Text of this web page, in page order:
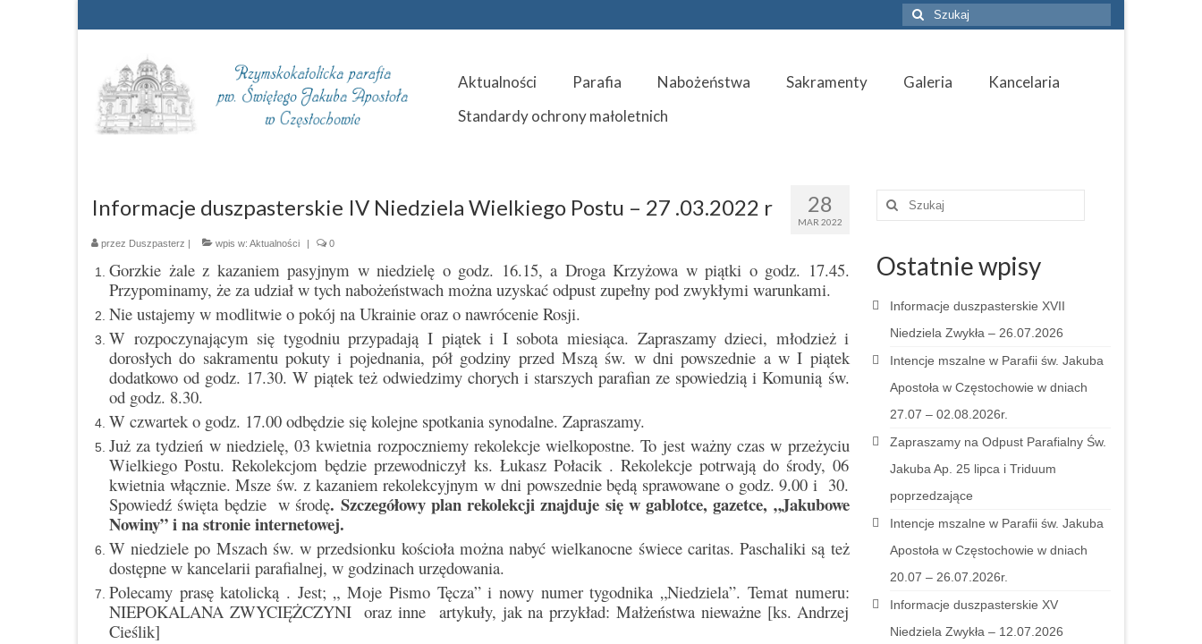
Szuklaj
w:
Aktualności Parafia Nabożeństwa Sakramenty Galeria
Kancelaria
Standardy ochrony małoletnich
28
MAR 2022
Informacje duszpasterskie IV Niedziela Wielkiego Postu – 27 .03.2022 r
przez Duszpasterz wpis w: Aktualności 0
Gorzkie żale z kazaniem pasyjnym w niedzielę o godz. 16.15, a Droga Krzyżowa w piątki o godz. 17.45.
Przypominamy, że za udział w tych nabożeństwach można uzyskać odpust zupełny pod zwykłymi warunkami.
Nie ustajemy w modlitwie o pokój na Ukrainie oraz o nawrócenie Rosji.
W rozpoczynającym się tygodniu przypadają I piątek i I sobota miesiąca. Zapraszamy dzieci, młodzież i
dorosłych do sakramentu pokuty i pojednania, pół godziny przed Mszą św. w dni powszednie a w I piątek
dodatkowo od godz. 17.30. W piątek też odwiedzimy chorych i starszych parafian ze spowiedzią i Komunią św.
od godz. 8.30.
W czwartek o godz. 17.00 odbędzie się kolejne spotkania synodalne. Zapraszamy.
Już za tydzień w niedzielę, 03 kwietnia rozpoczniemy rekolekcje wielkopostne. To jest ważny czas w przeżyciu
Wielkiego Postu. Rekolekcjom będzie przewodniczył ks. Łukasz Połacik . Rekolekcje potrwają do środy, 06
kwietnia włącznie. Msze św. z kazaniem rekolekcyjnym w dni powszednie będą sprawowane o godz. 9.00 i 30.
Spowiedź święta będzie w środę. Szczegółowy plan rekolekcji znajduje się w gablotce, gazetce, „Jakubowe
Nowiny” i na stronie internetowej.
W niedziele po Mszach św. w przedsionku kościoła można nabyć wielkanocne świece caritas. Paschaliki są też
dostępne w kancelarii parafialnej, w godzinach urzędowania.
Polecamy prasę katolicką . Jest; „ Moje Pismo Tęcza” i nowy numer tygodnika „Niedziela”. Temat numeru:
NIEPOKALANA ZWYCIĘŻCZYNI oraz inne artykuły, jak na przykład: Małżeństwa nieważne [ks. Andrzej
Cieślik]
Szuklaj
Ostatnie wpisy
Informacje duszpasterskie XVII
Niedziela Zwykła – 26.07.2026
Intencje mszalne w Parafii św. Jakuba
Apostoła w Częstochowie w dniach
27.07 – 02.08.2026r.
Zapraszamy na Odpust Parafialny Św.
Jakuba Ap. 25 lipca i Triduum
poprzedzające
Intencje mszalne w Parafii św. Jakuba
Apostoła w Częstochowie w dniach
20.07 – 26.07.2026r.
Informacje duszpasterskie XV
Niedziela Zwykła – 12.07.2026